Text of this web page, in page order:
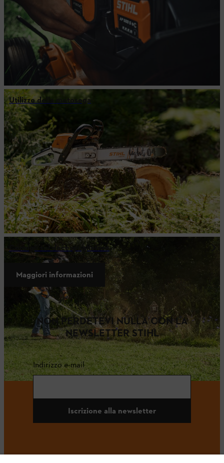
Utilizzo della motosega
Consigli sul decespugliatore
Maggiori informazioni
NON PERDETEVI NULLA CON LA
NEWSLETTER STIHL
Indirizzo e-mail
Iscrizione alla newsletter